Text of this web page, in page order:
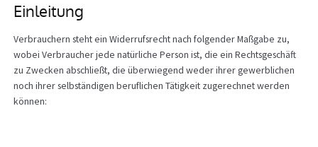
Einleitung
Verbrauchern steht ein Widerrufsrecht nach folgender Maßgabe zu,
wobei Verbraucher jede natürliche Person ist, die ein Rechtsgeschäft
zu Zwecken abschließt, die überwiegend weder ihrer gewerblichen
noch ihrer selbständigen beruflichen Tätigkeit zugerechnet werden
können: